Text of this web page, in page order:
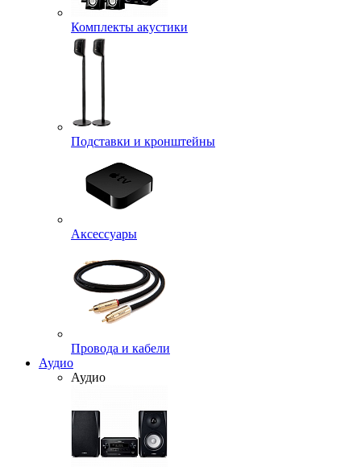
Комплекты акустики
Подставки и кронштейны
Аксессуары
Провода и кабели
Аудио
Аудио